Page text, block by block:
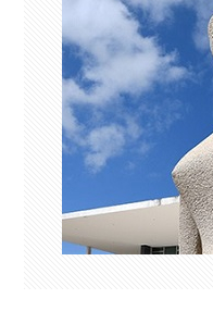
em Zubeldía
"oportunismo eleitoral"